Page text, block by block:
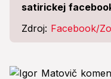
satirickej
Zdroj: Facebook/